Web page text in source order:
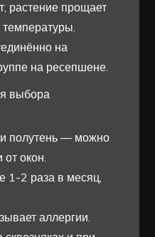
растение прощает
на
на ресепшене.
выбора
полутень — можно
окон.
1-2 раза в месяц,
аллергии.